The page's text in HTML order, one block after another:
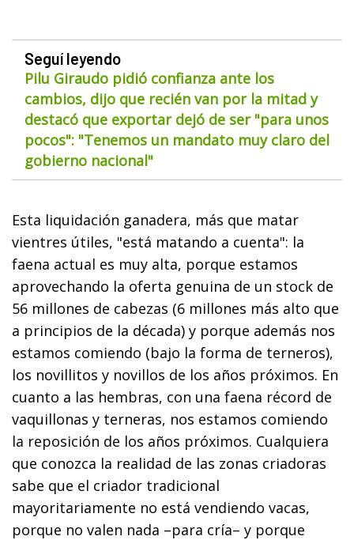
Seguí leyendo
Pilu Giraudo pidió confianza ante los
cambios, dijo que recién van por la mitad y
destacó que exportar dejó de ser "para unos
pocos": "Tenemos un mandato muy claro del
gobierno nacional"
Esta liquidación ganadera, más que matar
vientres útiles, "está matando a cuenta": la
faena actual es muy alta, porque estamos
aprovechando la oferta genuina de un stock de
56 millones de cabezas (6 millones más alto que
a principios de la década) y porque además nos
estamos comiendo (bajo la forma de terneros),
los novillitos y novillos de los años próximos. En
cuanto a las hembras, con una faena récord de
vaquillonas y terneras, nos estamos comiendo
la reposición de los años próximos. Cualquiera
que conozca la realidad de las zonas criadoras
sabe que el criador tradicional
mayoritariamente no está vendiendo vacas,
porque no valen nada –para cría– y porque